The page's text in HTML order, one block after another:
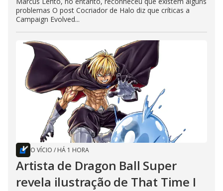
problemas O post Cocriador de Halo diz que críticas a
Campaign Evolved...
O VÍCIO / HÁ 1 HORA
Artista de Dragon Ball Super
revela ilustração de That Time I